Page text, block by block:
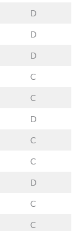
D
D
D
C
C
D
C
C
D
C
C